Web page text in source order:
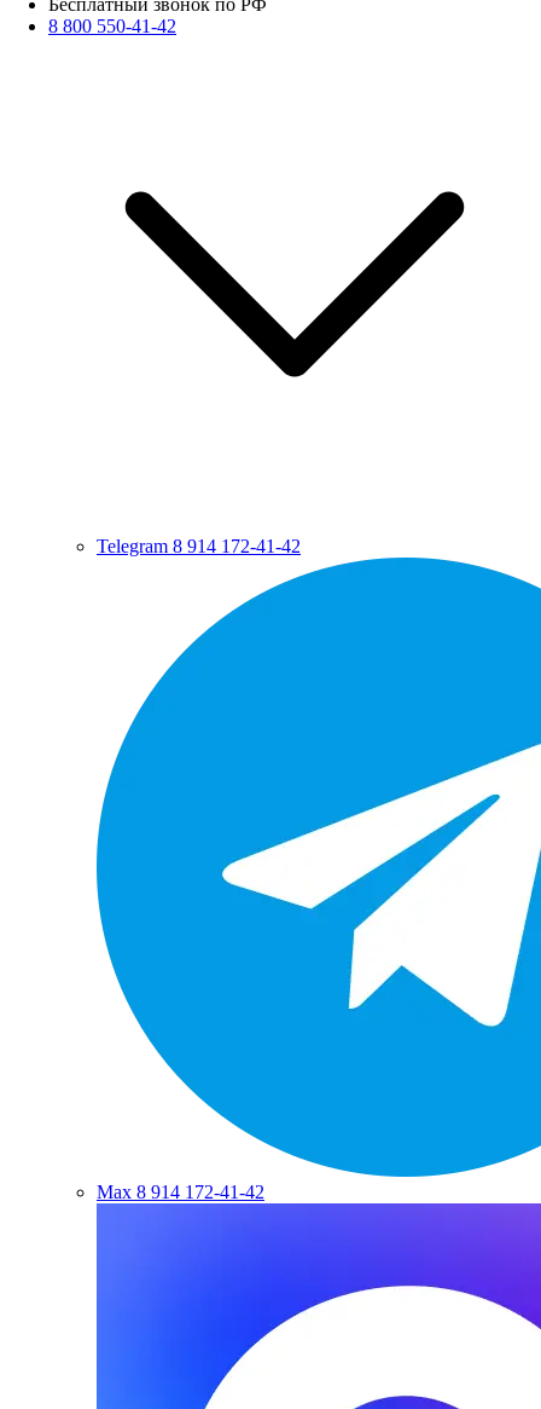
Бесплатный звонок по РФ
8 800 550-41-42
Telegram 8 914 172-41-42
Max 8 914 172-41-42